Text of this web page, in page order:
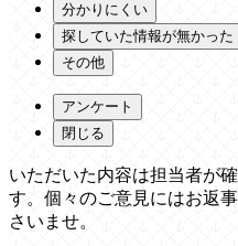
分かりにくい
探していた情報が無かった
その他
アンケート
閉じる
いただいた内容は担当者が
す。個々のご意見にはお返
さいませ。